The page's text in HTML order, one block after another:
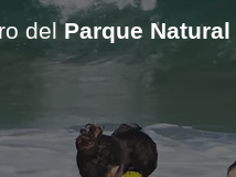
delParque Natural